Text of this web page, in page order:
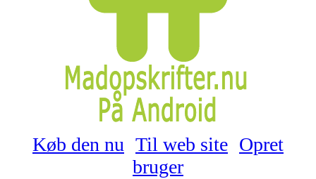
Køb den nu Til web site Opret
bruger